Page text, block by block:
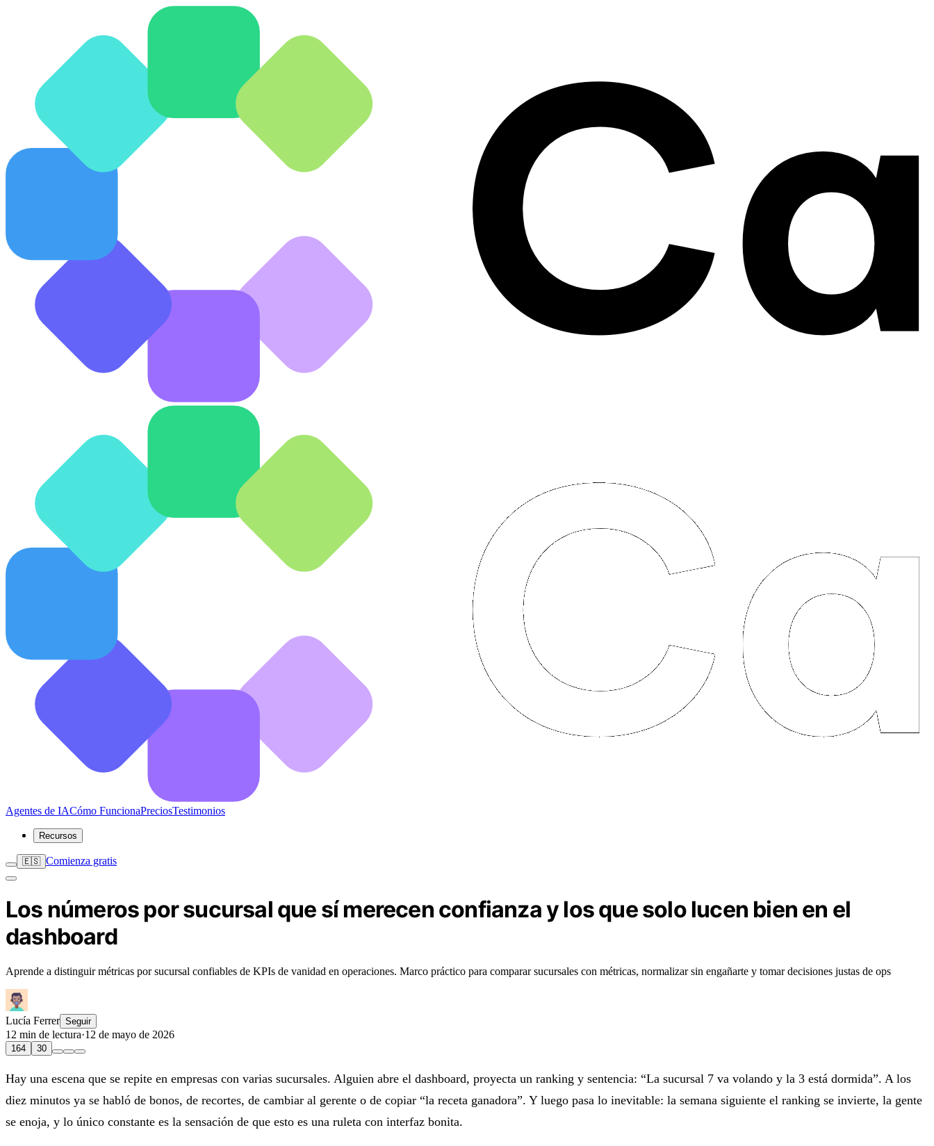
Agentes de IACómo FuncionaPreciosTestimonios
Recursos
🇪🇸 Comienza gratis
Los números por sucursal que sí merecen confianza y los que solo lucen bien en el
dashboard
Aprende a distinguir métricas por sucursal confiables de KPIs de vanidad en operaciones. Marco práctico para comparar sucursales con métricas, normalizar sin engañarte y tomar decisiones justas de ops
Lucía Ferrer Seguir
12 min de lectura·12 de mayo de 2026
164 30
Hay una escena que se repite en empresas con varias sucursales. Alguien abre el dashboard, proyecta un ranking y sentencia: “La sucursal 7 va volando y la 3 está dormida”. A los
diez minutos ya se habló de bonos, de recortes, de cambiar al gerente o de copiar “la receta ganadora”. Y luego pasa lo inevitable: la semana siguiente el ranking se invierte, la gente
se enoja, y lo único constante es la sensación de que esto es una ruleta con interfaz bonita.